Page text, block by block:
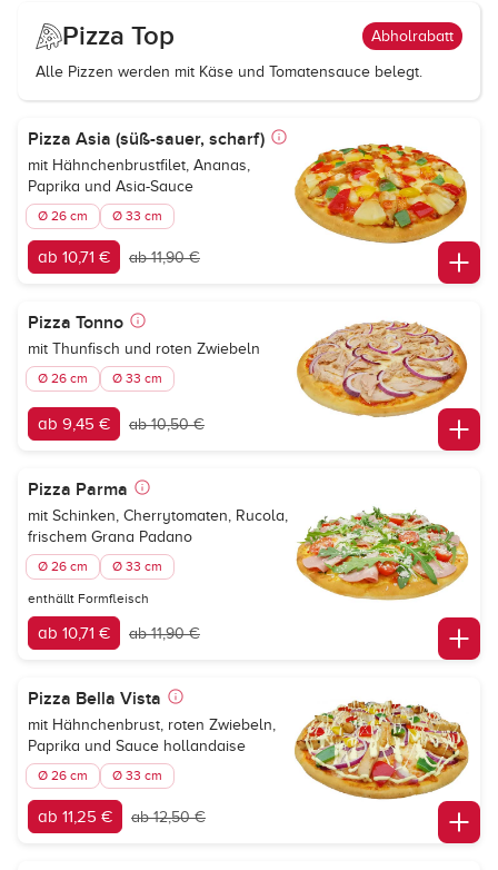
Pizza Top Abholrabatt
Alle Pizzen werden mit Käse und Tomatensauce belegt.
Pizza Asia (süß-sauer, scharf)
mit Hähnchenbrustfilet, Ananas,
Paprika und Asia-Sauce
Ø 26 cm Ø 33 cm
ab 10,71 € ab 11,90 €
Pizza Tonno
mit Thunfisch und roten Zwiebeln
Ø 26 cm Ø 33 cm
ab 9,45 € ab 10,50 €
Pizza Parma
mit Schinken, Cherrytomaten, Rucola,
frischem Grana Padano
Ø 26 cm Ø 33 cm
enthällt Formfleisch
ab 10,71 € ab 11,90 €
Pizza Bella Vista
mit Hähnchenbrust, roten Zwiebeln,
Paprika und Sauce hollandaise
Ø 26 cm Ø 33 cm
ab 11,25 € ab 12,50 €